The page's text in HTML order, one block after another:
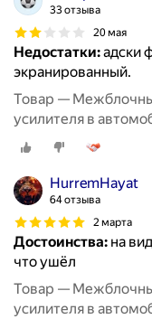
33 отзыва
20 мая
Недостатки:адски
экранированный.
Товар —
усилителя в
Lite 4RCA 5M
HurremHayat
64 отзыва
2 марта
Достоинства: на
что ушёл
Товар —
усилителя в